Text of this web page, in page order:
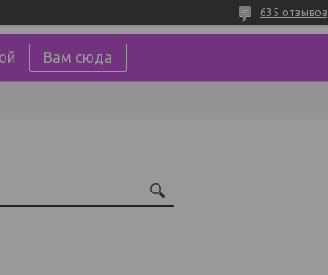
635 отзывов
Вам сюда